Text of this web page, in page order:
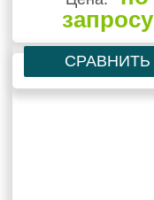
запросу
СРАВНИТЬ